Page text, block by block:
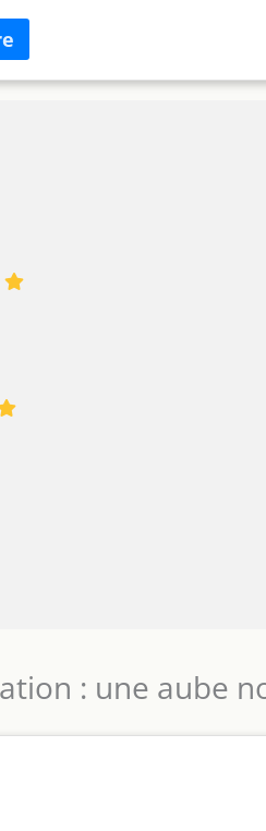
DES PERSONNAGES
un personnage doté de
et le développement de
variées comme le bluff, la
7 joueurs, Citadelles se joue en
rapides et engageantes. Ce jeu
cartes Quartier, 1 pion Couronne,
et 1 livret de règles.
: une aube